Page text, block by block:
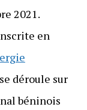
2021.
en
déroule sur
béninois